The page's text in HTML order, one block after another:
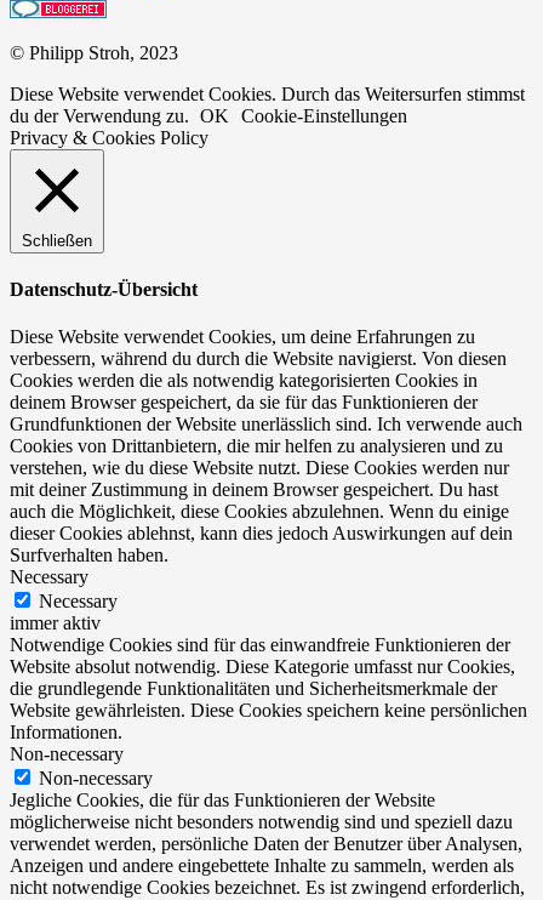
© Philipp Stroh, 2023
Diese Website verwendet Cookies. Durch das Weitersurfen stimmst
du der Verwendung zu. OK
Cookie-Einstellungen
Privacy & Cookies Policy
Schließen
Datenschutz-Übersicht
Diese Website verwendet Cookies, um deine Erfahrungen zu
verbessern, während du durch die Website navigierst. Von diesen
Cookies werden die als notwendig kategorisierten Cookies in
deinem Browser gespeichert, da sie für das Funktionieren der
Grundfunktionen der Website unerlässlich sind. Ich verwende auch
Cookies von Drittanbietern, die mir helfen zu analysieren und zu
verstehen, wie du diese Website nutzt. Diese Cookies werden nur
mit deiner Zustimmung in deinem Browser gespeichert. Du hast
auch die Möglichkeit, diese Cookies abzulehnen. Wenn du einige
dieser Cookies ablehnst, kann dies jedoch Auswirkungen auf dein
Surfverhalten haben.
Necessary
Necessary
immer aktiv
Notwendige Cookies sind für das einwandfreie Funktionieren der
Website absolut notwendig. Diese Kategorie umfasst nur Cookies,
die grundlegende Funktionalitäten und Sicherheitsmerkmale der
Website gewährleisten. Diese Cookies speichern keine persönlichen
Informationen.
Non-necessary
Non-necessary
Jegliche Cookies, die für das Funktionieren der Website
möglicherweise nicht besonders notwendig sind und speziell dazu
verwendet werden, persönliche Daten der Benutzer über Analysen,
Anzeigen und andere eingebettete Inhalte zu sammeln, werden als
nicht notwendige Cookies bezeichnet. Es ist zwingend erforderlich,